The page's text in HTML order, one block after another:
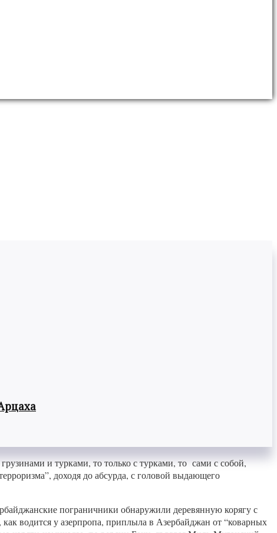
и турками, то только с турками, то сами с собой,
доходя до абсурда, с головой выдающего
пограничники обнаружили деревянную корягу с
водится у азерпропа, приплыла в Азербайджан от “коварных